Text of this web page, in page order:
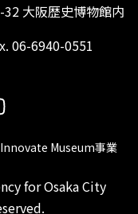
大阪歴史博物館内
06-6940-0551
Museum事業
for Osaka City